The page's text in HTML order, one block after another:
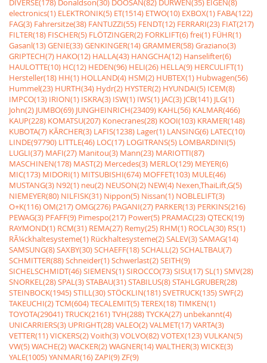
DIVERSE(178) Donaldson(30) DOOSAN(82) DURWEN(35) EIGEN(8)
electronics(1) ELEKTRONIK(5) ET(1514) ETWO(10) EXBOX(1) FABA(122)
FAG(3) Fahrersitze(38) FANTUZZI(55) FENDT(12) FERRARI(23) FIAT(217)
FILTER(18) FISCHER(5) FLÖTZINGER(2) FORKLIFT(6)frei(1) FÜHR(1)
Gasanl(13)GENIE(33)GENKINGER(14)GRAMMER(58)Graziano(3)
GRIPTECH(7) HAKO(12) HALLA(43) HANGCHA(12) Hanselifter(6)
HAULOTTE(10) HC(12) HEDEN(96) HELI(26) HELLA(9) HERCULIFT(1)
Hersteller(18) HH(1) HOLLAND(4) HSM(2) HUBTEX(1) Hubwagen(56)
Hummel(23) HURTH(34) Hydr(2) HYSTER(2) HYUNDAI(5) ICEM(8)
IMPCO(13) IRION(1) ISKRA(3) ISW(1) IWS(1) JAC(3) JCB(141) JLG(1)
John(2) JUMBO(69) JUNGHEINRICH(23409) KAHL(56) KALMAR(466)
KAUP(228) KOMATSU(207) Konecranes(28) KOOI(103) KRAMER(148)
KUBOTA(7) KÃRCHER(3) LAFIS(1238) Lager(1) LANSING(6) LATEC(10)
LINDE(97790) LITTLE(46) LOC(17) LOGITRANS(5) LOMBARDINI(5)
LUGLI(37) MAFI(27) Manitou(3) Mann(23) MARIOTTI(87)
MASCHINEN(178) MAST(2) Mercedes(3) MERLO(129) MEYER(6)
MIC(173) MIDORI(1) MITSUBISHI(674) MOFFET(103) MULE(46)
MUSTANG(3) N92(1) neu(2) NEUSON(2) NEW(4) Nexen,ThaiLift,G(5)
NIEMEYER(80) NILFISK(31) Nippon(5) Nissan(1) NOBLELIFT(3)
O+K(116)OM(217)OMG(276) PAGANI(27) PARKER(13) PERKINS(216)
PEWAG(3) PFAFF(9) Pimespo(217) Power(5) PRAMAC(23)QTECK(19)
RAYMOND(1) RCM(31) REMA(27) Remy(25) RHM(1) ROCLA(30) RS(1)
RÃ¼ckhaltesysteme(1) Rückhaltesysteme(2)SALEV(3)SAMAG(14)
SAMSUNG(8)SAXBY(30)SCHAEFF(18)SCHALL(2)SCHALTBAU(7)
SCHMITTER(88)Schneider(1)Schwerlast(2)SEITH(9)
SICHELSCHMIDT(46)SIEMENS(1)SIROCCO(73)SISU(17)SL(1)SMV(28)
SNORKEL(28)SPAL(3)STABAU(31)STABILUS(8)STAHLGRUBER(28)
STEINBOCK(1945)STILL(30)STÖCKLIN(181)SVETRUCK(135)SWF(2)
TAKEUCHI(2)TCM(604)TECALEMIT(5)TEREX(18)TIMKEN(1)
TOYOTA(29041)TRUCK(2161)TVH(288)TYCKA(27) unbekannt(4)
UNICARRIERS(3) UPRIGHT(28)VALEO(2)VALMET(17)VARTA(3)
VETTER(11)VICKERS(2)Voith(3)VOLVO(82)VOTEX(123)VULKAN(5)
VW(5)WACHE(2)WACKER(2)WAGNER(14)WALTHER(3)WICKE(3)
YALE(1005)YANMAR(16)ZAPI(9)ZF(9)